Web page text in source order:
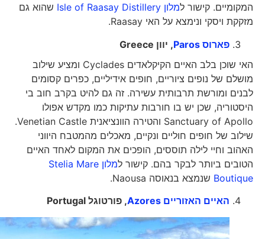
המקומיים. קישור למלון Isle of Raasay Distillery
שהוא גם
מזקקת ויסקי ונימצא על האי Raasay.
פארוס Paros
, יווןGreece
האי שוכן בלב האיים הקיקלאדים Cyclades ומציע שילוב
מושלם של נופים ציוריים, חופים אידיליים, כפרים קסומים
לבנים ומורשת תרבותית עשירה. זה גם להיט בקרב חוב בי
היסטוריה, שכן יש בו חורבות עתיקות כמו מקדש אפולו
Sanctuary of Apollo והטירה הוונציאנית Venetian Castle.
שילוב של חופים חוליים ונקיים, מאכלים מהמטבח היווני
האהוב וחיי לילה תוססים, הופכים את המקום לאחד האיים
הטובים ביותר לבקר בהם. קישור ל
מלון Stelia Mare
Boutiqueשנמצא בנאוסה Naousa.
האיים האזוריים Azores
, פורטוגלPortugal